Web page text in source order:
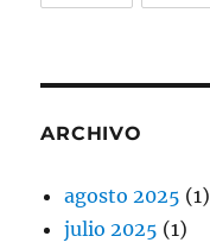
ARCHIVO
agosto 2025 (1)
julio 2025 (1)